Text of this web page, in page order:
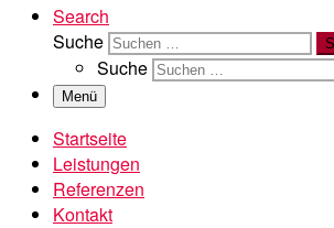
Search
Suche
Suche
Menü
Startseite
Leistungen
Referenzen
Kontakt